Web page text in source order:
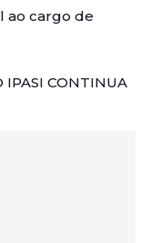
ao cargo de
IPASI CONTINUA